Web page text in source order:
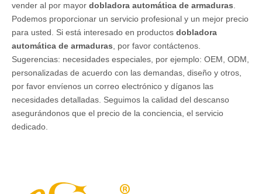
vender al por mayor dobladora automática de armaduras
Podemos proporcionar un servicio profesional y un mejor precio
para usted. Si está interesado en productos dobladora
automática de armaduras , por favor contáctenos.
Sugerencias: necesidades especiales, por ejemplo: OEM, ODM,
personalizadas de acuerdo con las demandas, diseño y otros,
por favor envíenos un correo electrónico y díganos las
necesidades detalladas. Seguimos la calidad del descanso
asegurándonos que el precio de la conciencia, el servicio
dedicado.